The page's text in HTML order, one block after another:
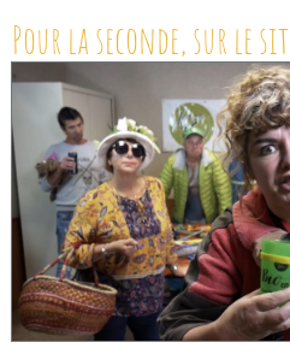
Pour la seconde, sur le